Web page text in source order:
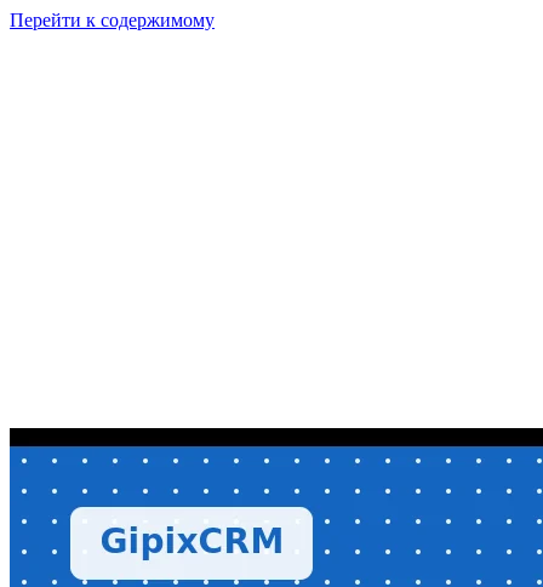
Перейти к содержимому